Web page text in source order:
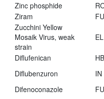
Zinc phosphide
Ziram
Zucchini Yellow
Mosaik Virus, weak
strain
EL
Diflufenican HB
Diflubenzuron
IN
Difenoconazole
FU